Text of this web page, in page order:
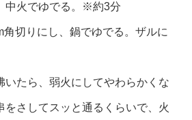
中火でゆでる。※約3分
切りにし、鍋でゆでる。ザルに
たら、弱火にしてやわらかくな
をさしてスッと通るくらいで、火